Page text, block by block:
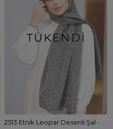
TÜKENDI